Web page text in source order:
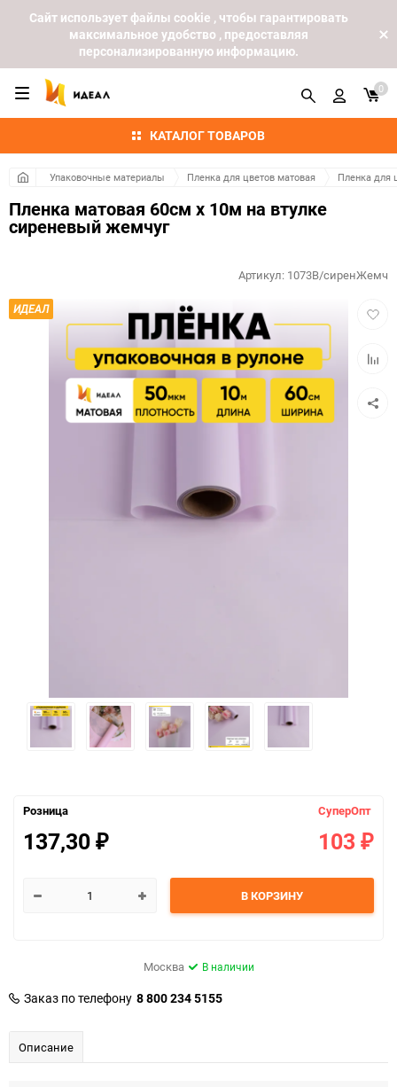
Cайт использует файлы cookie , чтобы гарантировать
максимальное удобство , предоставляя
персонализированную информацию.
КАТАЛОГ ТОВАРОВ
0
Упаковочные материалы Пленка для цветов матовая Пленка для
Пленка матовая 60см х 10м на втулке
сиреневый жемчуг
ИДЕАЛ
Артикул: 1073В/сиренЖемч
Розница
137,30 ₽
СуперОпт
103 ₽
В КОРЗИНУ
Москва В наличии
Заказ по телефону 8 800 234 5155
Описание